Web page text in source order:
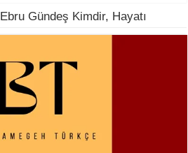
Ebru Gündeş Kimdir, Hayatı